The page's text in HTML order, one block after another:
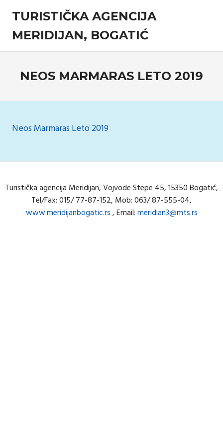
content
TURISTIČKA AGENCIJA
MERIDIJAN, BOGATIĆ
Turistička
NEOS MARMARAS LETO 2019
Neos Marmaras Leto 2019
Turistička agencija Meridijan, Vojvode Stepe 45, 15350 Bogatić,
Tel/Fax: 015/ 77-87-152, Mob: 063/ 87-555-04,
www.meridijanbogatic.rs, Email:meridian3@mts.rs